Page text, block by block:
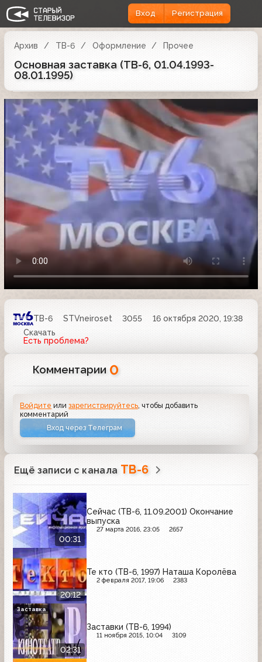
Вход Регистрация
Архив ТВ-6 Оформление Прочее
Основная заставка (ТВ-6, 01.04.1993-
08.01.1995)
ТВ-6 STVneiroset 3055
16 октября 2020, 19:38
Скачать
Есть проблема?
Комментарии 0
Войдите илизарегистрируйтесь, чтобы добавить
комментарий
Вход через Телеграм
Ещё записи с канала ТВ-6
00:31
Сейчас (ТВ-6, 11.09.2001) Окончание
выпуска
27 марта 2016, 23:05 2657
20:12
Те кто (ТВ-6, 1997) Наташа Королёва
2 февраля 2017, 19:06 2383
02:31
Заставки (ТВ-6, 1994)
11 ноября 2015, 10:04 3109
Заставка